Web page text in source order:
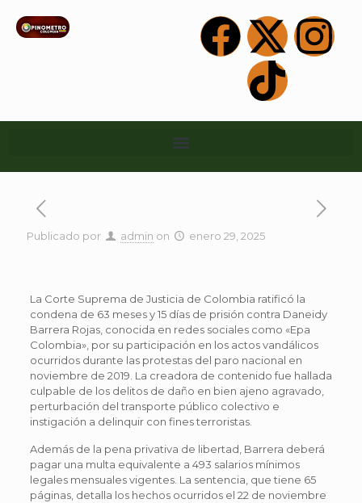
Publicado por admin on enero 29, 2025
La Corte Suprema de Justicia de Colombia ratificó la
condena de 63 meses y 15 días de prisión contra Daneidy
Barrera Rojas, conocida en redes sociales como «Epa
Colombia», por su participación en los actos vandálicos
ocurridos durante las protestas del paro nacional en
noviembre de 2019. La creadora de contenido fue hallada
culpable de los delitos de daño en bien ajeno agravado,
perturbación del transporte público colectivo e
instigación a delinquir con fines terroristas.
Además de la pena privativa de libertad, Barrera deberá
pagar una multa equivalente a 493 salarios mínimos
legales mensuales vigentes. La sentencia, que tiene 65
páginas, detalla los hechos ocurridos el 22 de noviembre